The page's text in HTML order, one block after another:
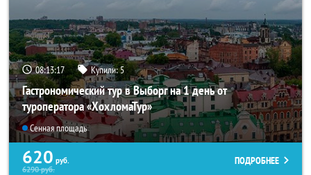
08:13:15 Купили:5
Гастрономический тур в Выборг на 1 день от
туроператора «ХохломаТур»
Сенная площадь
620 руб.
6290руб.
ПОДРОБНЕЕ